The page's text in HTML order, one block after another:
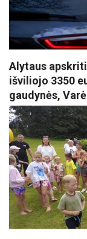
Alytaus
išviliojo 3350
gaudynės,